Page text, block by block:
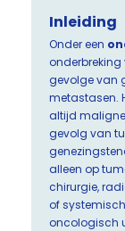
Inleiding
Onder een
gevolge van
metastasen.
altijd
gevolg van
alleen op
chirurgie,
of
oncologisch